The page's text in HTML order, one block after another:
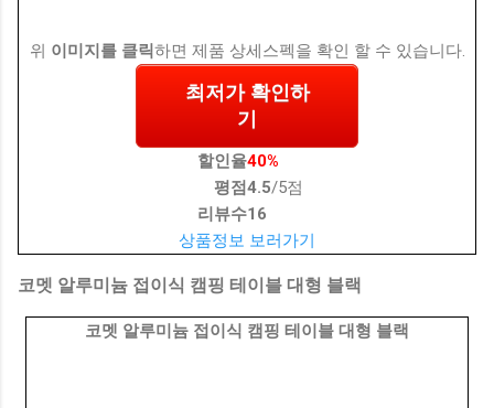
위 이미지를 클릭하면 제품 상세스펙을 확인 할 수 있습니다.
최저가 확인하
기
할인율40%
평점4.5/5점
리뷰수16
상품정보 보러가기
코멧 알루미늄 접이식 캠핑 테이블 대형 블랙
코멧 알루미늄 접이식 캠핑 테이블 대형 블랙